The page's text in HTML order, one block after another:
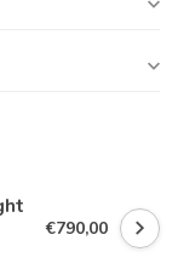
€790,00